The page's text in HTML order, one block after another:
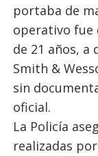
portaba de
operativo fue
de 21 años, a
Smith &
sin
oficial.
La Policía
realizadas